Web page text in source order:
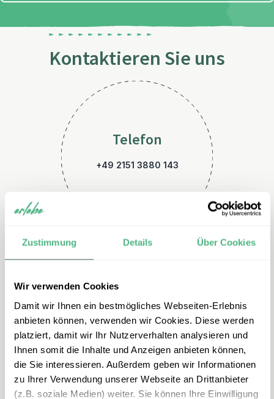
Zustimmung Details Über Cookies
Wir verwenden Cookies
Damit wir Ihnen ein bestmögliches Webseiten-Erlebnis
anbieten können, verwenden wir Cookies. Diese werden
platziert, damit wir Ihr Nutzerverhalten analysieren und
Ihnen somit die Inhalte und Anzeigen anbieten können,
die Sie interessieren. Außerdem geben wir Informationen
zu Ihrer Verwendung unserer Webseite an Drittanbieter
(z.B. soziale Medien) weiter. Sie können Ihre Einwilligung
Kontaktieren Sie uns
Telefon
+49 2151 3880 143
E-Mail
kanada@erlebe.de